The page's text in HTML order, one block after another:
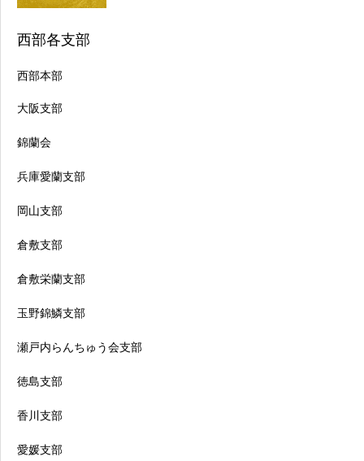
西部各支部
西部本部
大阪支部
錦蘭会
兵庫愛蘭支部
岡山支部
倉敷支部
倉敷栄蘭支部
玉野錦鱗支部
瀬戸内らんちゅう会支部
徳島支部
香川支部
愛媛支部